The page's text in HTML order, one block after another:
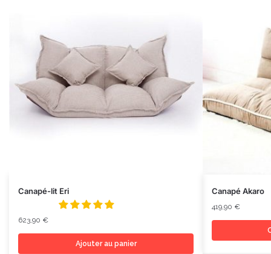
Canapé-lit Eri
623,90 €
Ajouter au panier
Canapé Akaro
419,90 €